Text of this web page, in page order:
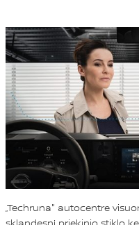
„Techruna" autocentre